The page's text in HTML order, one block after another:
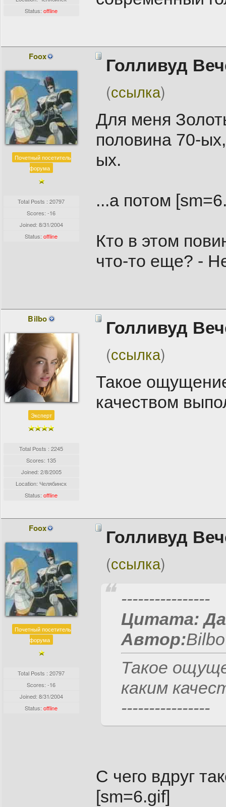
Status:offline
Foox
Почетный посетитель
форума
Total Posts : 20797
Scores: -16
Joined: 8/31/2004
Status:offline
Голливуд
(ссылка)
Для меня
половина 70-
ых.
...а потом
Кто в этом
что-то еще? -
Bilbo
Эксперт
Total Posts : 2245
Scores: 135
Joined: 2/8/2005
Location: Челябинск
Status:offline
Голливуд
(ссылка)
Такое
качеством
Foox
Почетный посетитель
форума
Total Posts : 20797
Scores: -16
Joined: 8/31/2004
Status:offline
Голливуд
(ссылка)
----------------
Цитата:
Автор:
Такое
каким
----------------
С чего вдруг
[sm=6.gif]